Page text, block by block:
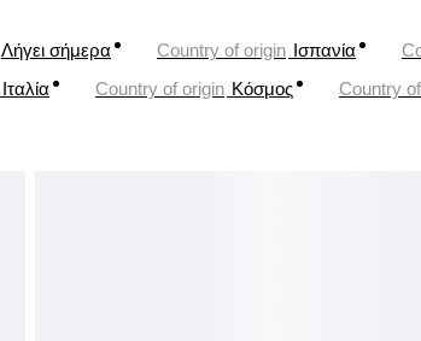
Λήγει σήμερα Country of origin Ισπανία
Ιταλία Country of origin Κόσμος Country